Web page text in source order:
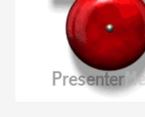
Školske vijesti
Obavještenja
Vijeće roditelja